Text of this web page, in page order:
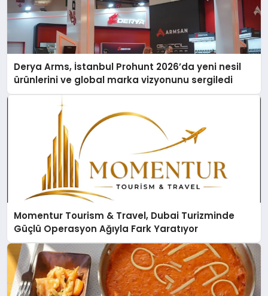
Derya Arms, İstanbul Prohunt 2026’da yeni nesil
ürünlerini ve global marka vizyonunu sergiledi
Momentur Tourism & Travel, Dubai Turizminde
Güçlü Operasyon Ağıyla Fark Yaratıyor